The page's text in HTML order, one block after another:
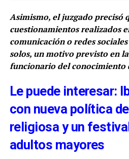
Asimismo, el juzgado precisó
cuestionamientos realizados
comunicación o redes
solos, un motivo previsto en
funcionario del conocimiento
Le puede interesar:
con nueva política
religiosa y un
adultos mayores